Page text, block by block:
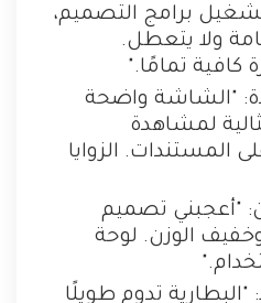
برامج التصميم،
ولا يتعطل.
كافية تمامًا."
"الشاشة واضحة
لمشاهدة
المستندات. الزوايا
"أعجبني تصميم
الوزن. لوحة
"البطارية تدوم طويلًا